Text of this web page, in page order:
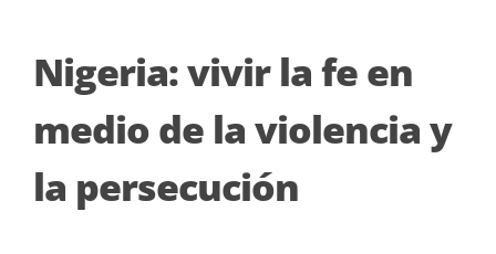
Nigeria: vivir la fe en
medio de la violencia y
la persecución